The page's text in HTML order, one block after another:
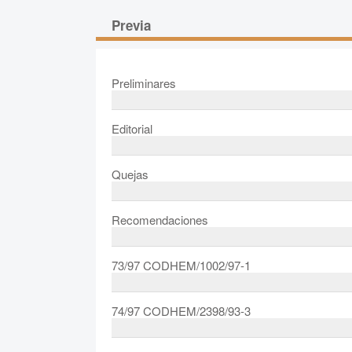
Previa
Preliminares
Editorial
Quejas
Recomendaciones
73/97 CODHEM/1002/97-1
74/97 CODHEM/2398/93-3